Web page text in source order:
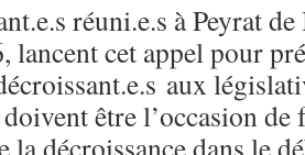
réuni.e.s à Peyrat
lancent cet appel pour
aux
être l’occasion
décroissance dans le